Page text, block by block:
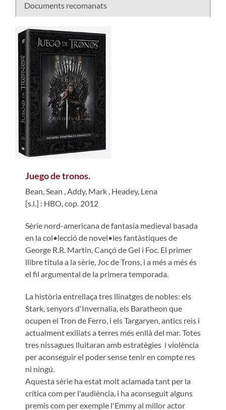
Documents recomanats
Juego de tronos.
Bean, Sean ,Addy, Mark , Headey, Lena
[s.l.] : HBO, cop. 2012
Sèrie nord-americana de fantasia medieval basada
en la col•lecció de novel•les fantàstiques de
George R.R. Martin, Cançó de Gel i Foc. El primer
llibre titula a la sèrie, Joc de Trons, i a més a més és
el fil argumental de la primera temporada.
La història entrellaça tres llinatges de nobles: els
Stark, senyors d'Invernalia, els Baratheon que
ocupen el Tron de Ferro, i els Targaryen, antics reis i
actualment exiliats a terres més enllà del mar. Totes
tres nissagues lluitaran amb estratègies i violència
per aconseguir el poder sense tenir en compte res
ni ningú.
Aquesta sèrie ha estat molt aclamada tant per la
crítica com per l'audiència, i ha aconseguit alguns
premis com per exemple l'Emmy al millor actor